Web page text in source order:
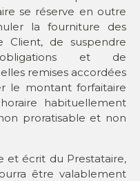
se réserve en outre
la fourniture des
Client, de suspendre
et de
remises accordées
le montant forfaitaire
habituellement
proratisable et non
et écrit du Prestataire,
être valablement